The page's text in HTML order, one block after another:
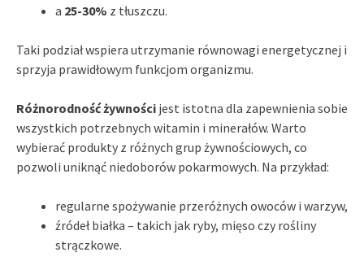
a 25-30% z tłuszczu.
Taki podział wspiera utrzymanie równowagi energetycznej i
sprzyja prawidłowym funkcjom organizmu.
Różnorodność żywności jest istotna dla zapewnienia sobie
wszystkich potrzebnych witamin i minerałów. Warto
wybierać produkty z różnych grup żywnościowych, co
pozwoli uniknąć niedoborów pokarmowych. Na przykład:
regularne spożywanie przeróżnych owoców i warzyw,
źródeł białka – takich jak ryby, mięso czy rośliny
strączkowe.